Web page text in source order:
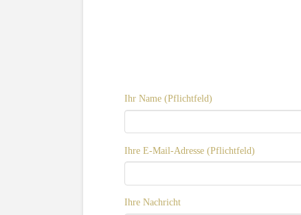
Ihr Name (Pflichtfeld)
Ihre E-Mail-Adresse (Pflichtfeld)
Ihre Nachricht